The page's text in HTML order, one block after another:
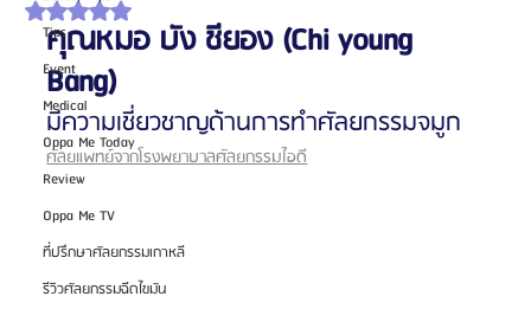
Tips
Event
Medical
Oppa Me Today
Review
Oppa Me TV
ที่ปรึกษาศัลยกรรมเกาหลี
รีวิวศัลยกรรมฉีดไขมัน
ได้รับ NaN เต็ม 5 ดาว
คุณหมอ บัง ชียอง (Chi young
Bang)
มีความเชี่ยวชาญด้านการทำศัลยกรรมจมูก
ศัลยแพทย์จากโรงพยาบาลศัลยกรรมไอดี